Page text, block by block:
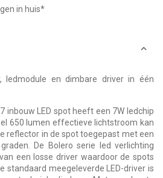
in huis*
ledmodule en dimbare driver in één
inbouw LED spot heeft een 7W ledchip
650 lumen effectieve lichtstroom kan
reflector in de spot toegepast met een
De Bolero serie led verlichting
een losse driver waardoor de spots
standaard meegeleverde LED-driver is